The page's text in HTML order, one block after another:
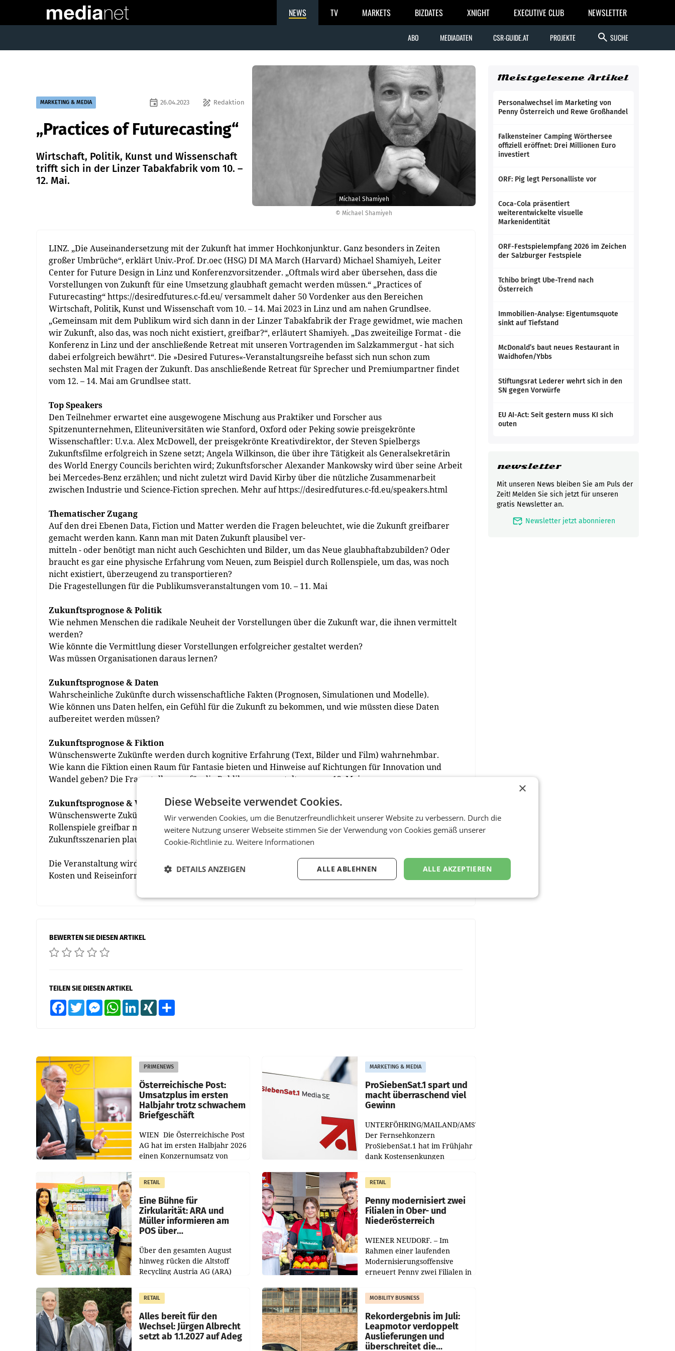
NEWS TV MARKETS BIZDATES XNIGHT EXECUTIVE CLUB NEWSLETTER
ABO MEDIADATEN CSR-GUIDE.AT PROJEKTE search SUCHE
© Michael Shamiyeh
Michael Shamiyeh
MARKETING & MEDIA draw Redaktion
event 26.04.2023
„Practices of Futurecasting“
Wirtschaft, Politik, Kunst und Wissenschaft
trifft sich in der Linzer Tabakfabrik vom 10. –
12. Mai.
LINZ. „Die Auseinandersetzung mit der Zukunft hat immer Hochkonjunktur. Ganz besonders in Zeiten
großer Umbrüche“, erklärt Univ.-Prof. Dr.oec (HSG) DI MA March (Harvard) Michael Shamiyeh, Leiter
Center for Future Design in Linz und Konferenzvorsitzender. „Oftmals wird aber übersehen, dass die
Vorstellungen von Zukunft für eine Umsetzung glaubhaft gemacht werden müssen.“ „Practices of
Futurecasting“ https://desiredfutures.c-fd.eu/ versammelt daher 50 Vordenker aus den Bereichen
Wirtschaft, Politik, Kunst und Wissenschaft vom 10. – 14. Mai 2023 in Linz und am nahen Grundlsee.
„Gemeinsam mit dem Publikum wird sich dann in der Linzer Tabakfabrik der Frage gewidmet, wie machen
wir Zukunft, also das, was noch nicht existiert, greifbar?“, erläutert Shamiyeh. „Das zweiteilige Format - die
Konferenz in Linz und der anschließende Retreat mit unseren Vortragenden im Salzkammergut - hat sich
dabei erfolgreich bewährt“. Die »Desired Futures«-Veranstaltungsreihe befasst sich nun schon zum
sechsten Mal mit Fragen der Zukunft. Das anschließende Retreat für Sprecher und Premiumpartner findet
vom 12. – 14. Mai am Grundlsee statt.
Top Speakers
Den Teilnehmer erwartet eine ausgewogene Mischung aus Praktiker und Forscher aus
Spitzenunternehmen, Eliteuniversitäten wie Stanford, Oxford oder Peking sowie preisgekrönte
Wissenschaftler: U.v.a. Alex McDowell, der preisgekrönte Kreativdirektor, der Steven Spielbergs
Zukunftsfilme erfolgreich in Szene setzt; Angela Wilkinson, die über ihre Tätigkeit als Generalsekretärin
des World Energy Councils berichten wird; Zukunftsforscher Alexander Mankowsky wird über seine Arbeit
bei Mercedes-Benz erzählen; und nicht zuletzt wird David Kirby über die nützliche Zusammenarbeit
zwischen Industrie und Science-Fiction sprechen. Mehr auf https://desiredfutures.c-fd.eu/speakers.html
Thematischer Zugang
Auf den drei Ebenen Data, Fiction und Matter werden die Fragen beleuchtet, wie die Zukunft greifbarer
gemacht werden kann. Kann man mit Daten Zukunft plausibel ver-
mitteln - oder benötigt man nicht auch Geschichten und Bilder, um das Neue glaubhaftabzubilden? Oder
braucht es gar eine physische Erfahrung vom Neuen, zum Beispiel durch Rollenspiele, um das, was noch
nicht existiert, überzeugend zu transportieren?
Die Fragestellungen für die Publikumsveranstaltungen vom 10. – 11. Mai
Zukunftsprognose & Politik
Wie nehmen Menschen die radikale Neuheit der Vorstellungen über die Zukunft war, die ihnen vermittelt
werden?
Wie könnte die Vermittlung dieser Vorstellungen erfolgreicher gestaltet werden?
Was müssen Organisationen daraus lernen?
Zukunftsprognose & Daten
Wahrscheinliche Zukünfte durch wissenschaftliche Fakten (Prognosen, Simulationen und Modelle).
Wie können uns Daten helfen, ein Gefühl für die Zukunft zu bekommen, und wie müssten diese Daten
aufbereitet werden müssen?
Zukunftsprognose & Fiktion
Wünschenswerte Zukünfte werden durch kognitive Erfahrung (Text, Bilder und Film) wahrnehmbar.
Wie kann die Fiktion einen Raum für Fantasie bieten und Hinweise auf Richtungen für Innovation und
Wandel geben? Die Fragestellungen für die Publikumsveranstaltung vom 12. Mai.
Zukunftsprognose & Vermittlung
Wünschenswerte Zukünfte durch unmittelbare Erfahrungen (Körper, Objekte und Raum) oder
Rollenspiele greifbar machen (Spiele). Welche Bedingungen sind notwendig, um greifbare
Zukunftsszenarien plausibel zu machen, damit sie zur Umsetzung führen?
Die Veranstaltung wird auf Englisch abgehalten.
Kosten und Reiseinformationen entnehmen Sie bitte
https://desiredfutures.c-fd.eu/program.pdf
BEWERTEN SIE DIESEN ARTIKEL
TEILEN SIE DIESEN ARTIKEL
FacebookTwitter MessengerWhatsAppLinkedInXING
PRIMENEWS
Österreichische Post:
Umsatzplus im ersten
Halbjahr trotz schwachem
Briefgeschäft
WIEN Die Österreichische Post
AG hat im ersten Halbjahr 2026
einen Konzernumsatz von
erwirtschaftet, was einem Plus
von 3,8 Prozent gegenüber
dem Vergleichszeitraum
MARKETING & MEDIA
ProSiebenSat.1 spart und
macht überraschend viel
Gewinn
UNTERFÖHRING/MAILAND/AMSTERDAM.
Der Fernsehkonzern
ProSiebenSat.1 hat im Frühjahr
dank Kostensenkungen
gemacht und die
Markterwartung deutlich
übertroffen.
RETAIL
Eine Bühne für
Zirkularität: ARA und
Müller informieren am
POS über
Über den gesamten August
hinweg rücken die Altstoff
Recycling Austria AG (ARA)
Müller die Initiative „Kreislauf-
Helden“ in allen
österreichischen Müller-Filialen
RETAIL
Penny modernisiert zwei
Filialen in Ober- und
Niederösterreich
WIENER NEUDORF. – Im
Rahmen einer laufenden
Modernisierungsoffensive
erneuert Penny zwei Filialen in
Die beiden Standorte liegen in
Haag sowie im rund
RETAIL
Alles bereit für den
Wechsel: Jürgen Albrecht
setzt ab 1.1.2027 auf Adeg
MOBILITY BUSINESS
Rekordergebnis im Juli:
Leapmotor verdoppelt
Auslieferungen und
überschreitet die
Meistgelesene Artikel
Personalwechsel im Marketing von
Penny Österreich und Rewe Großhandel
Falkensteiner Camping Wörthersee
offiziell eröffnet: Drei Millionen Euro
investiert
ORF: Pig legt Personalliste vor
Coca-Cola präsentiert
weiterentwickelte visuelle
Markenidentität
ORF-Festspielempfang 2026 im Zeichen
der Salzburger Festspiele
Tchibo bringt Ube-Trend nach
Österreich
Immobilien-Analyse: Eigentumsquote
sinkt auf Tiefstand
McDonald’s baut neues Restaurant in
Waidhofen/Ybbs
Stiftungsrat Lederer wehrt sich in den
SN gegen Vorwürfe
EU AI-Act: Seit gestern muss KI sich
outen
newsletter
Mit unseren News bleiben Sie am Puls der
Zeit! Melden Sie sich jetzt für unseren
gratis Newsletter an.
mark_email_read Newsletter jetzt abonnieren
×
Diese Webseite verwendet Cookies.
Wir verwenden Cookies, um die Benutzerfreundlichkeit unserer Website zu verbessern. Durch die
weitere Nutzung unserer Webseite stimmen Sie der Verwendung von Cookies gemäß unserer
Cookie-Richtlinie zu. Weitere Informationen
ALLE AKZEPTIEREN
ALLE ABLEHNEN
DETAILS ANZEIGEN